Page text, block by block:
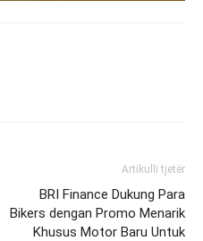
Artikulli tjetër
BRI Finance Dukung Para
Bikers dengan Promo Menarik
Khusus Motor Baru Untuk